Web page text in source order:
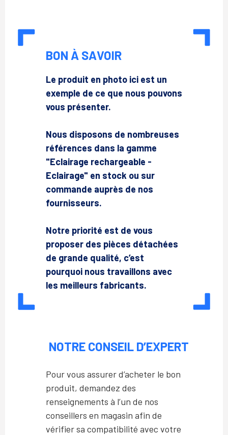
BON À SAVOIR
Le produit en photo ici est un
exemple de ce que nous pouvons
vous présenter.
Nous disposons de nombreuses
références dans la gamme
"Eclairage rechargeable -
Eclairage" en stock ou sur
commande auprès de nos
fournisseurs.
Notre priorité est de vous
proposer des pièces détachées
de grande qualité, c’est
pourquoi nous travaillons avec
les meilleurs fabricants.
NOTRE CONSEIL D’EXPERT
Pour vous assurer d’acheter le bon
produit, demandez des
renseignements à l’un de nos
conseillers en magasin afin de
vérifier sa compatibilité avec votre